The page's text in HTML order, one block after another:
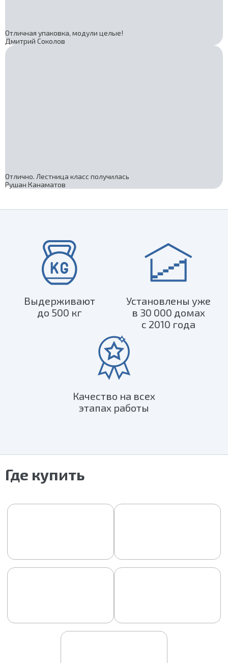
Отличная упаковка, модули целые!
Дмитрий Соколов
Отлично. Лестница класс получилась
Рушан Канаматов
Выдерживают
до 500 кг
Установлены уже
в 30 000 домах
с 2010 года
Качество на всех
этапах работы
Где купить